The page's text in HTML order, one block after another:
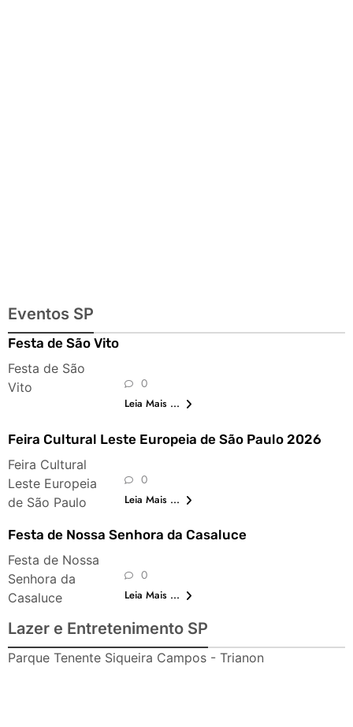
Eventos SP
Festa de São Vito
Festa de São
Vito
0
Leia Mais ...
Feira Cultural Leste Europeia de São Paulo 2026
Feira Cultural
Leste Europeia
de São Paulo
0
Leia Mais ...
Festa de Nossa Senhora da Casaluce
Festa de Nossa
Senhora da
Casaluce
0
Leia Mais ...
Lazer e Entretenimento SP
Parque Tenente Siqueira Campos - Trianon